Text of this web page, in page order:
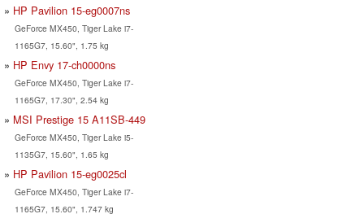
HP Pavilion 15-eg0007ns
GeForce MX450, Tiger Lake i7-
1165G7, 15.60", 1.75 kg
HP Envy 17-ch0000ns
GeForce MX450, Tiger Lake i7-
1165G7, 17.30", 2.54 kg
MSI Prestige 15 A11SB-449
GeForce MX450, Tiger Lake i5-
1135G7, 15.60", 1.65 kg
HP Pavilion 15-eg0025cl
GeForce MX450, Tiger Lake i7-
1165G7, 15.60", 1.747 kg